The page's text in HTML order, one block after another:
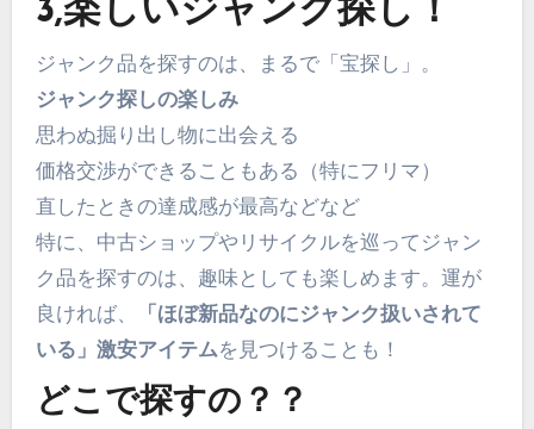
3,楽しいジャンク探し！
ジャンク品を探すのは、まるで「宝探し」。
ジャンク探しの楽しみ
思わぬ掘り出し物に出会える
価格交渉ができることもある（特にフリマ）
直したときの達成感が最高などなど
特に、中古ショップやリサイクルを巡ってジャン
ク品を探すのは、趣味としても楽しめます。運が
良ければ、
「ほぼ新品なのにジャンク扱いされて
いる」激安アイテムを見つけることも！
どこで探すの？？